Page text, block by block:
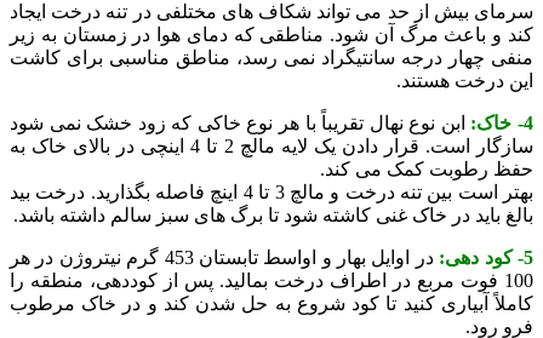
سرمای بیش از حد می تواند شکاف های مختلفی در تنه درخت ایجاد
کند و باعث مرگ آن شود. مناطقی که دمای هوا در زمستان به زیر
منفی چهار درجه سانتیگراد نمی رسد، مناطق مناسبی برای کاشت
این درخت هستند.
4- خاک:
ابن نوع نهال تقریباً با هر نوع خاکی که زود خشک نمی شود
سازگار است. قرار دادن یک لایه مالچ 2 تا 4 اینچی در بالای خاک به
حفظ رطوبت کمک می کند.
بهتر است بین تنه درخت و مالچ 3 تا 4 اینچ فاصله بگذارید. درخت بید
بالغ باید در خاک غنی کاشته شود تا برگ های سبز سالم داشته باشد.
5- کود دهی:
در اوایل بهار و اواسط تابستان 453 گرم نیتروژن در هر
100 فوت مربع در اطراف درخت بمالید. پس از کوددهی، منطقه را
کاملاً آبیاری کنید تا کود شروع به حل شدن کند و در خاک مرطوب
فرو رود.